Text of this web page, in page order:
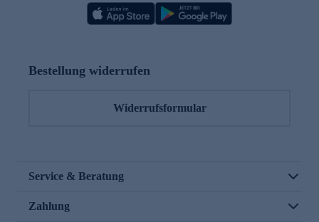
Bestellung widerrufen
Widerrufsformular
Service & Beratung
Zahlung